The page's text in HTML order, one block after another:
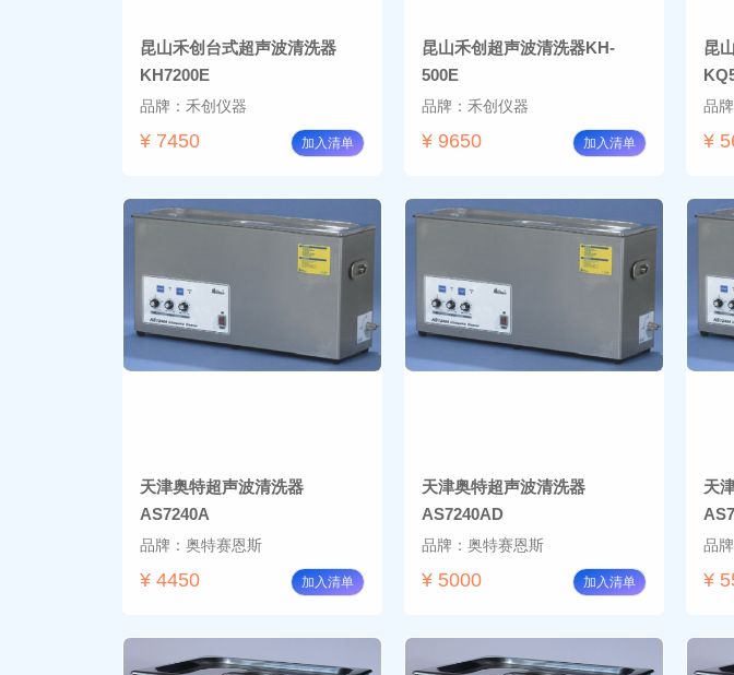
昆山禾创台式超声波清洗器
KH7200E
品牌：禾创仪器
¥ 7450 加入清单
昆山禾创超声波清洗器KH-
500E
品牌：禾创仪器
¥ 9650 加入清单
昆
品
¥
天津奥特超声波清洗器
AS7240A
品牌：奥特赛恩斯
¥ 4450 加入清单
天津奥特超声波清洗器
AS7240AD
品牌：奥特赛恩斯
¥ 5000 加入清单
天
品
¥